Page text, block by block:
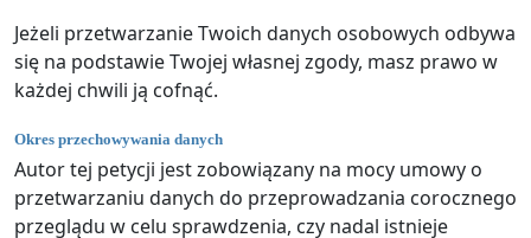
Jeżeli przetwarzanie Twoich danych osobowych odbywa
się na podstawie Twojej własnej zgody, masz prawo w
każdej chwili ją cofnąć.
Okres przechowywania danych
Autor tej petycji jest zobowiązany na mocy umowy o
przetwarzaniu danych do przeprowadzania corocznego
przeglądu w celu sprawdzenia, czy nadal istnieje